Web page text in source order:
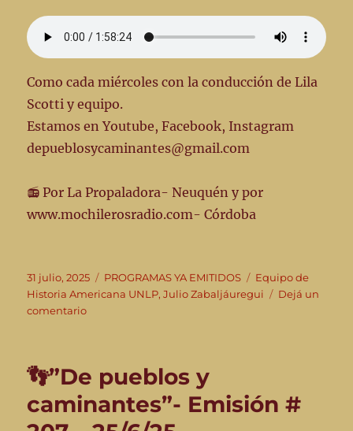
Como cada miércoles con la conducción de Lila
Scotti y equipo.
Estamos en Youtube, Facebook, Instagram
depueblosycaminantes@gmail.com
📻 Por La Propaladora- Neuquén y por
www.mochilerosradio.com- Córdoba
Publicado
el
31 julio, 2025 Categorías
PROGRAMAS YA EMITIDOS Etiquetas
Equipo de
Historia Americana UNLP,Julio Zabaljáuregui
Dejá un
comentarioen
caminantes”
30/7/25
–
edición
👣”De pueblos y
caminantes”- Emisión #